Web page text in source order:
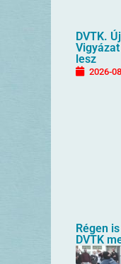
DVTK.
lesz
2026-
Régen
DVTK